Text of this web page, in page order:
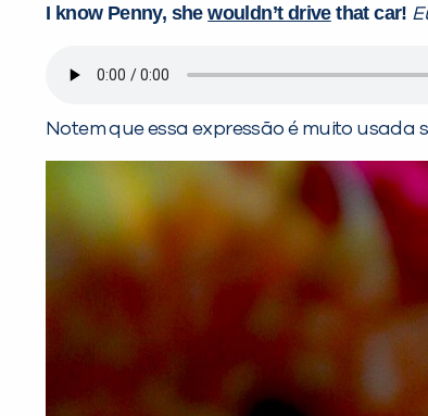
I know Penny, shewouldn’t drivethat car!
Notem que essa expressão é muito usada